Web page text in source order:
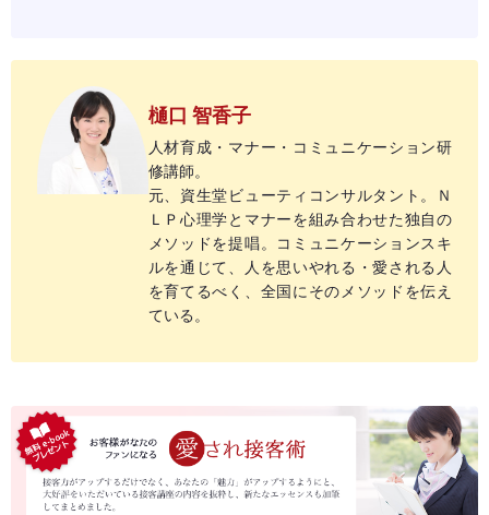
樋口 智香子
人材育成・マナー・コミュニケーション研
修講師。
元、資生堂ビューティコンサルタント。Ｎ
ＬＰ心理学とマナーを組み合わせた独自の
メソッドを提唱。コミュニケーションスキ
ルを通じて、人を思いやれる・愛される人
を育てるべく、全国にそのメソッドを伝え
ている。